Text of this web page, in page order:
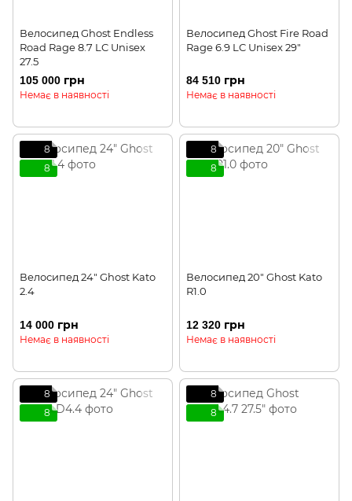
Велосипед Ghost Endless
Road Rage 8.7 LC Unisex
27.5
105 000 грн
Немає в наявності
Велосипед Ghost Fire Road
Rage 6.9 LC Unisex 29"
84 510 грн
Немає в наявності
8
8
Велосипед 24" Ghost Kato
2.4
14 000 грн
Немає в наявності
8
8
Велосипед 20" Ghost Kato
R1.0
12 320 грн
Немає в наявності
8
8
8
8